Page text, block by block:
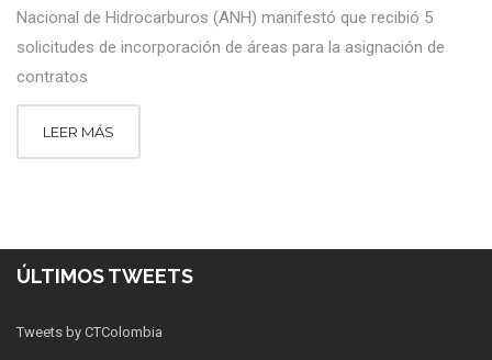
Nacional de Hidrocarburos (ANH) manifestó que recibió 5
solicitudes de incorporación de áreas para la asignación de
contratos
LEER MÁS
ÚLTIMOS TWEETS
Tweets by CTColombia